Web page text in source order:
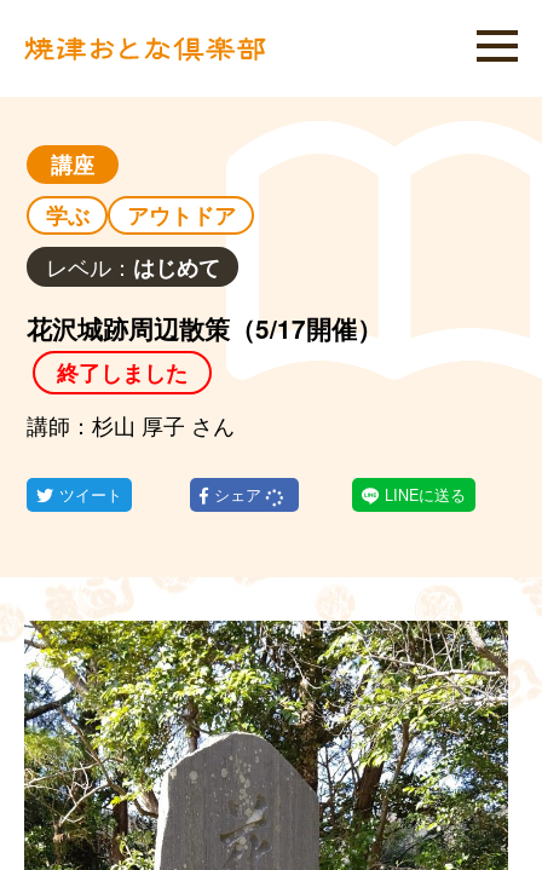
講座
学ぶ
アウトドア
レベル： はじめて
花沢城跡周辺散策（5/17開催）
終了しました
講師：杉山 厚子 さん
ツイート シェア LINEに送る